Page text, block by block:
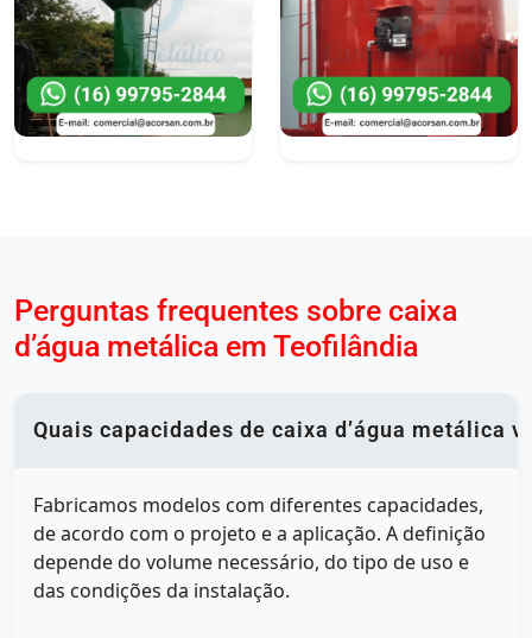
Perguntas frequentes sobre caixa
d’água metálica em Teofilândia
Quais capacidades de caixa d’água metálica
Fabricamos modelos com diferentes capacidades,
de acordo com o projeto e a aplicação. A definição
depende do volume necessário, do tipo de uso e
das condições da instalação.